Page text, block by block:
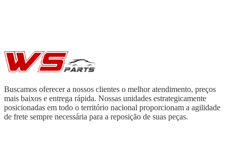
Buscamos oferecer a nossos clientes o melhor atendimento, preços
mais baixos e entrega rápida. Nossas unidades estrategicamente
posicionadas em todo o território nacional proporcionam a agilidade
de frete sempre necessária para a reposição de suas peças.